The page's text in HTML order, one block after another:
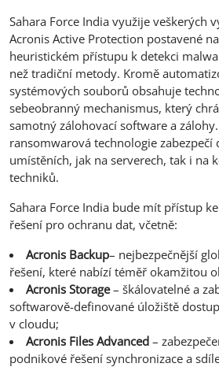
Sahara Force India využije veškerých
Acronis Active Protection postavené
heuristickém přístupu k detekci
než tradiční metody. Kromě
systémových souborů obsahuje
sebeobranný mechanismus, který
samotný zálohovací software a
ransomwarová technologie zabezpečí
umístěních, jak na serverech, tak i na
techniků.
Sahara Force India bude mít přístup
řešení pro ochranu dat, včetně:
Acronis Backup– nejbezpečnější
řešení, které nabízí téměř okamžitou
Acronis Storage– škálovatelné a
softwarově-definované úložiště
v cloudu;
Acronis Files Advanced –
podnikové řešení synchronizace a